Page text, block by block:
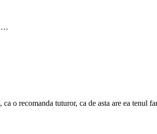
o recomanda tuturor, ca de asta are ea tenul